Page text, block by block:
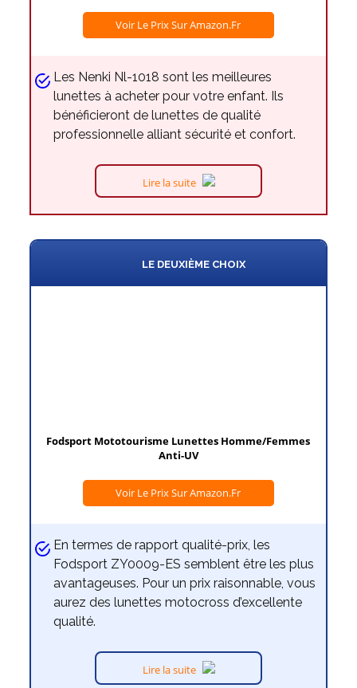
Voir Le Prix Sur Amazon.fr
Les Nenki Nl-1018 sont les meilleures
lunettes à acheter pour votre enfant. Ils
bénéficieront de lunettes de qualité
professionnelle alliant sécurité et confort.
Lire la suite
LE DEUXIÈME CHOIX
Fodsport Mototourisme Lunettes Homme/Femmes
Anti-UV
Voir Le Prix Sur Amazon.fr
En termes de rapport qualité-prix, les
Fodsport ZY0009-ES semblent être les plus
avantageuses. Pour un prix raisonnable, vous
aurez des lunettes motocross d’excellente
qualité.
Lire la suite